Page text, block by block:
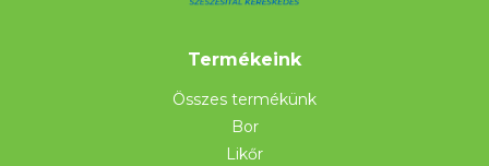
Termékeink
Összes termékünk
Bor
Likőr